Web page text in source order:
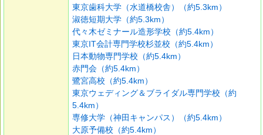
東京歯科大学（水道橋校舎）（約5.3km）
淑徳短期大学（約5.3km）
代々木ゼミナール造形学校（約5.4km）
東京IT会計専門学校杉並校（約5.4km）
日本動物専門学校（約5.4km）
赤門会（約5.4km）
鷺宮高校（約5.4km）
東京ウェディング＆ブライダル専門学校（約
5.4km）
専修大学（神田キャンパス）（約5.4km）
大原予備校（約5.4km）